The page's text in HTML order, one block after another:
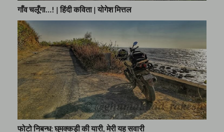
गाँव चलूँगा…! | हिंदी कविता | योगेश मित्तल
फोटो निबन्ध: घुमक्कड़ी की यारी, मेरी यह सवारी